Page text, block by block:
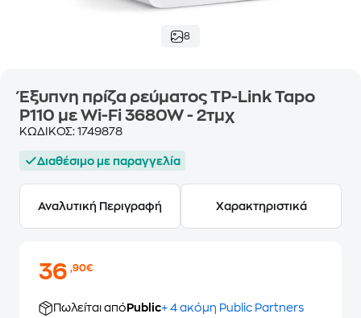
8
Έξυπνη πρίζα ρεύματος TP-Link Tapo
P110 με Wi-Fi 3680W - 2τμχ
ΚΩΔΙΚΟΣ: 1749878
Διαθέσιμο με παραγγελία
Αναλυτική Περιγραφή Χαρακτηριστικά
36,90€
Πωλείται από Public+ 4 ακόμη Public Partners